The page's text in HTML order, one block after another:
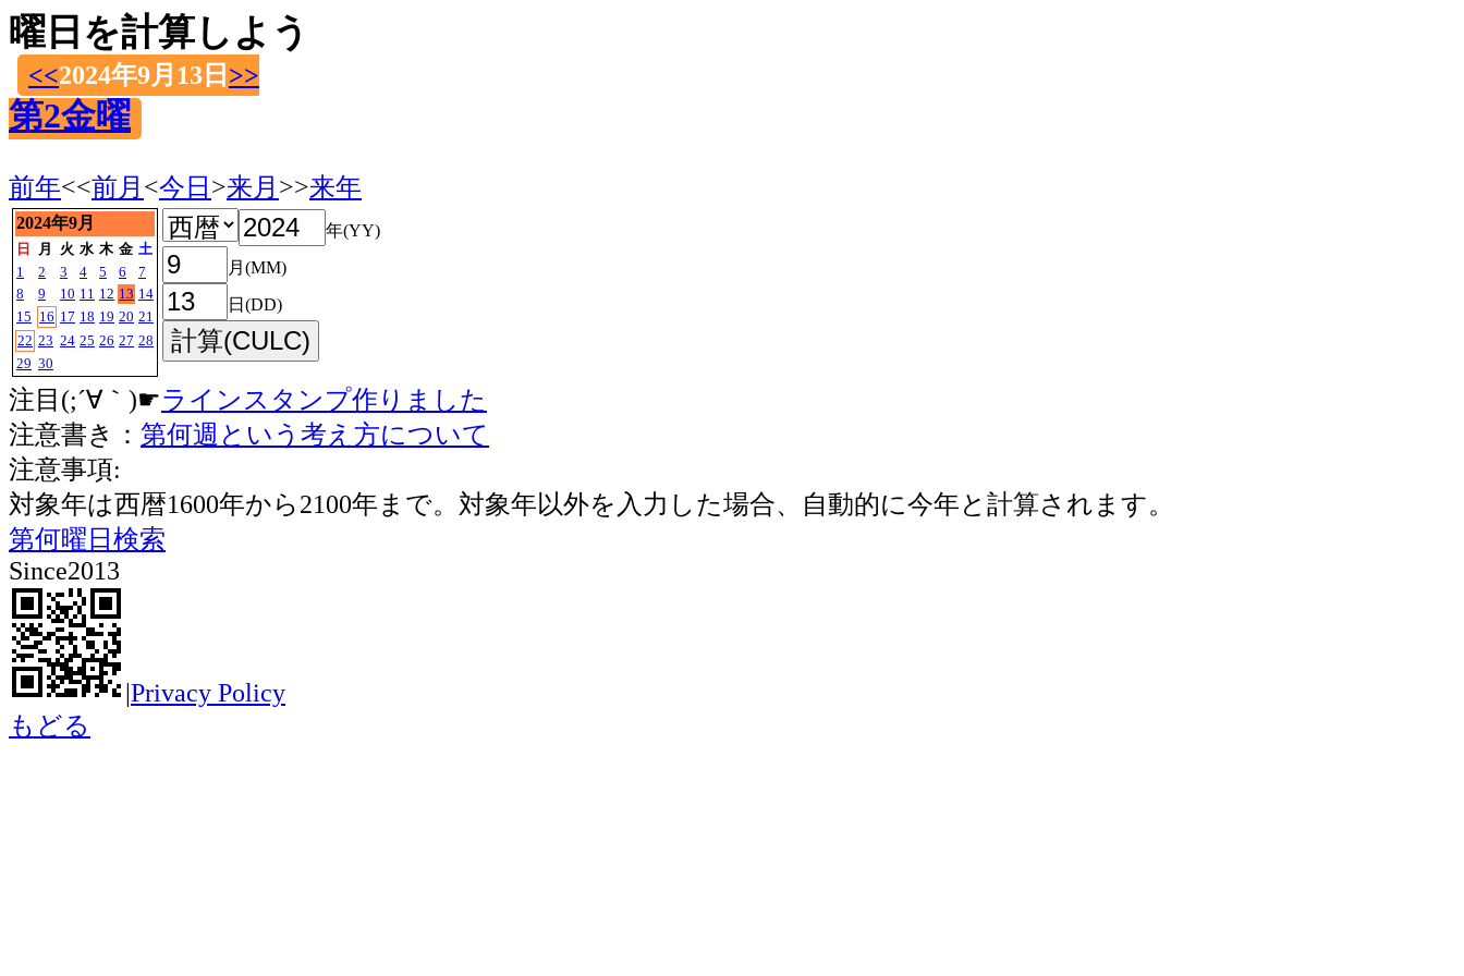
曜日を計算しよう
<<2024年9月13日 >>
第2金曜
前年<<前月 <今日 >来月 >>来年
2024年9月
日 月 火 水 木 金 土
1
2 3 4 5 6
7
8
9 10 11 12 13 14
15 16 17 18 19 20 21
22 23 24 25 26 27 28
29 30
年(YY)
月(MM)
日(DD)
注目(;´∀｀)☛ラインスタンプ作りました
注意書き： 第何週という考え方について
注意事項:
対象年は西暦1600年から2100年まで。対象年以外を入力した場合、自動的に今年と計算されます。
第何曜日検索
Since2013
|Privacy Policy
もどる